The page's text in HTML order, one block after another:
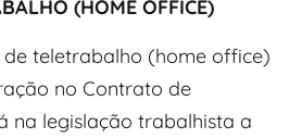
(HOME OFFICE)
teletrabalho (home office)
no Contrato de
na legislação trabalhista a